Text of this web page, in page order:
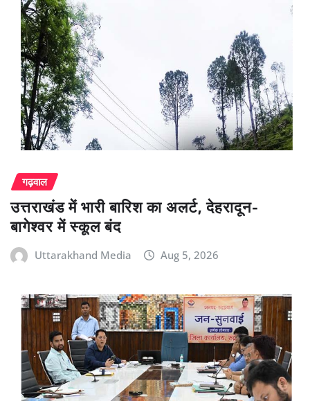
गढ़वाल
उत्तराखंड में भारी बारिश का अलर्ट, देहरादून-
बागेश्वर में स्कूल बंद
Uttarakhand Media Aug 5, 2026